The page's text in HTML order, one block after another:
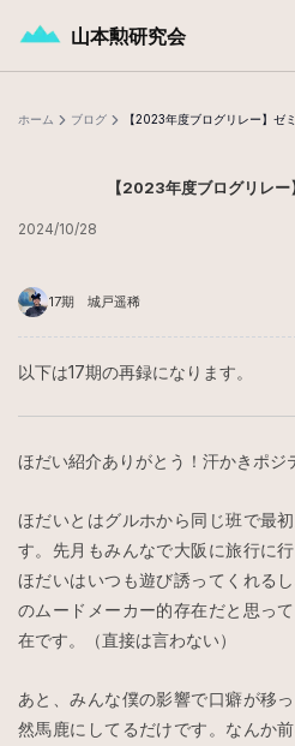
山本勲研究会
ホーム ブログ 【2023年度ブログリレー】ゼ
【2023年度ブログリレ
2024/10/28
17期 城戸遥稀
以下は17期の再録になります。
ほだい紹介ありがとう！汗かきポジ
ほだいとはグルホから同じ班で最
す。先月もみんなで大阪に旅行に
ほだいはいつも遊び誘ってくれる
のムードメーカー的存在だと思っ
在です。（直接は言わない）
あと、みんな僕の影響で口癖が移
然馬鹿にしてるだけです。なんか